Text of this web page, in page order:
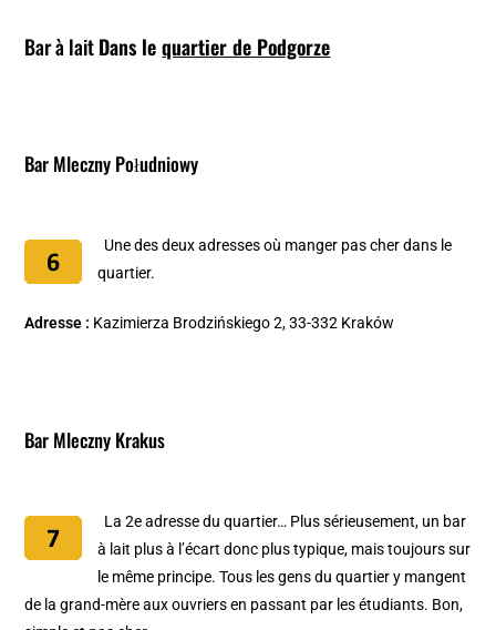
Bar à laitDans lequartier de Podgorze
Bar Mleczny Południowy
Une des deux adresses où manger pas cher dans le
quartier.
Adresse : Kazimierza Brodzińskiego 2, 33-332 Kraków
Bar Mleczny Krakus
La 2e adresse du quartier… Plus sérieusement, un bar
à lait plus à l’écart donc plus typique, mais toujours sur
le même principe. Tous les gens du quartier y mangent
de la grand-mère aux ouvriers en passant par les étudiants. Bon,